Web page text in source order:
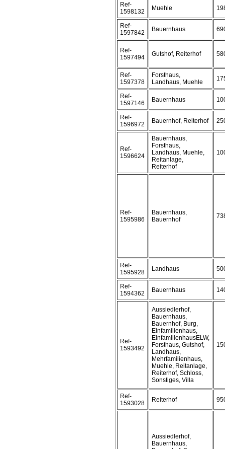
Ref-
1598132
Muehle
Ref-
1597842
Bauernhaus
Ref-
1597494
Gutshof, Reiterhof
Ref-
1597378
Forsthaus,
Landhaus, Muehle
Ref-
1597146
Bauernhaus
Ref-
1596972
Bauernhof, Reiterhof
Ref-
1596624
Bauernhaus,
Forsthaus,
Landhaus, Muehle,
Reitanlage,
Reiterhof
Ref-
1595986
Bauernhaus,
Bauernhof
Ref-
1595928
Landhaus
Ref-
1594362
Bauernhaus
Ref-
1593492
Aussiedlerhof,
Bauernhaus,
Bauernhof, Burg,
Einfamilienhaus,
EinfamilienhausELW,
Forsthaus, Gutshof,
Landhaus,
Mehrfamilienhaus,
Muehle, Reitanlage,
Reiterhof, Schloss,
Sonstiges, Villa
Ref-
1593028
Reiterhof
Aussiedlerhof,
Bauernhaus,